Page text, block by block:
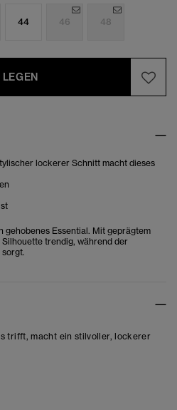
44 46 48
lockerer Schnitt macht dieses
gehobenes Essential. Mit geprägtem
trendig, während der
trifft, macht ein stilvoller, lockerer